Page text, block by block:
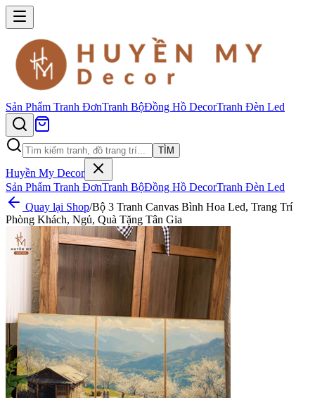
Sản Phẩm Tranh ĐơnTranh BộĐồng Hồ DecorTranh Đèn Led
TÌM
Huyền My Decor
Sản Phẩm Tranh ĐơnTranh BộĐồng Hồ DecorTranh Đèn Led
Quay lại Shop/Bộ 3 Tranh Canvas Bình Hoa Led, Trang Trí
Phòng Khách, Ngủ, Quà Tặng Tân Gia